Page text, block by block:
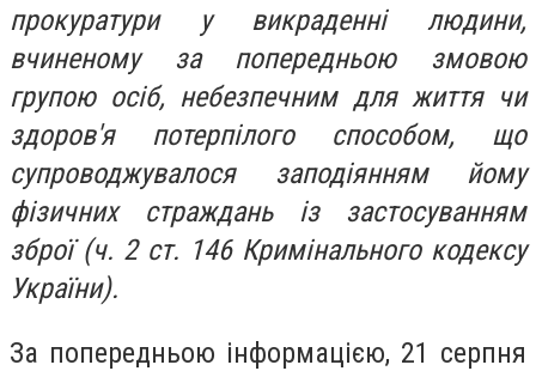
прокуратури у викраденні людини,
вчиненому за попередньою змовою
групою осіб, небезпечним для життя чи
здоров'я потерпілого способом, що
супроводжувалося заподіянням йому
фізичних страждань із застосуванням
зброї (ч. 2 ст. 146 Кримінального кодексу
України).
За попередньою інформацією, 21 серпня